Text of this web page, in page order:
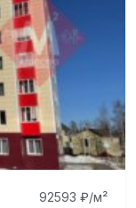
92593 ₽/м²